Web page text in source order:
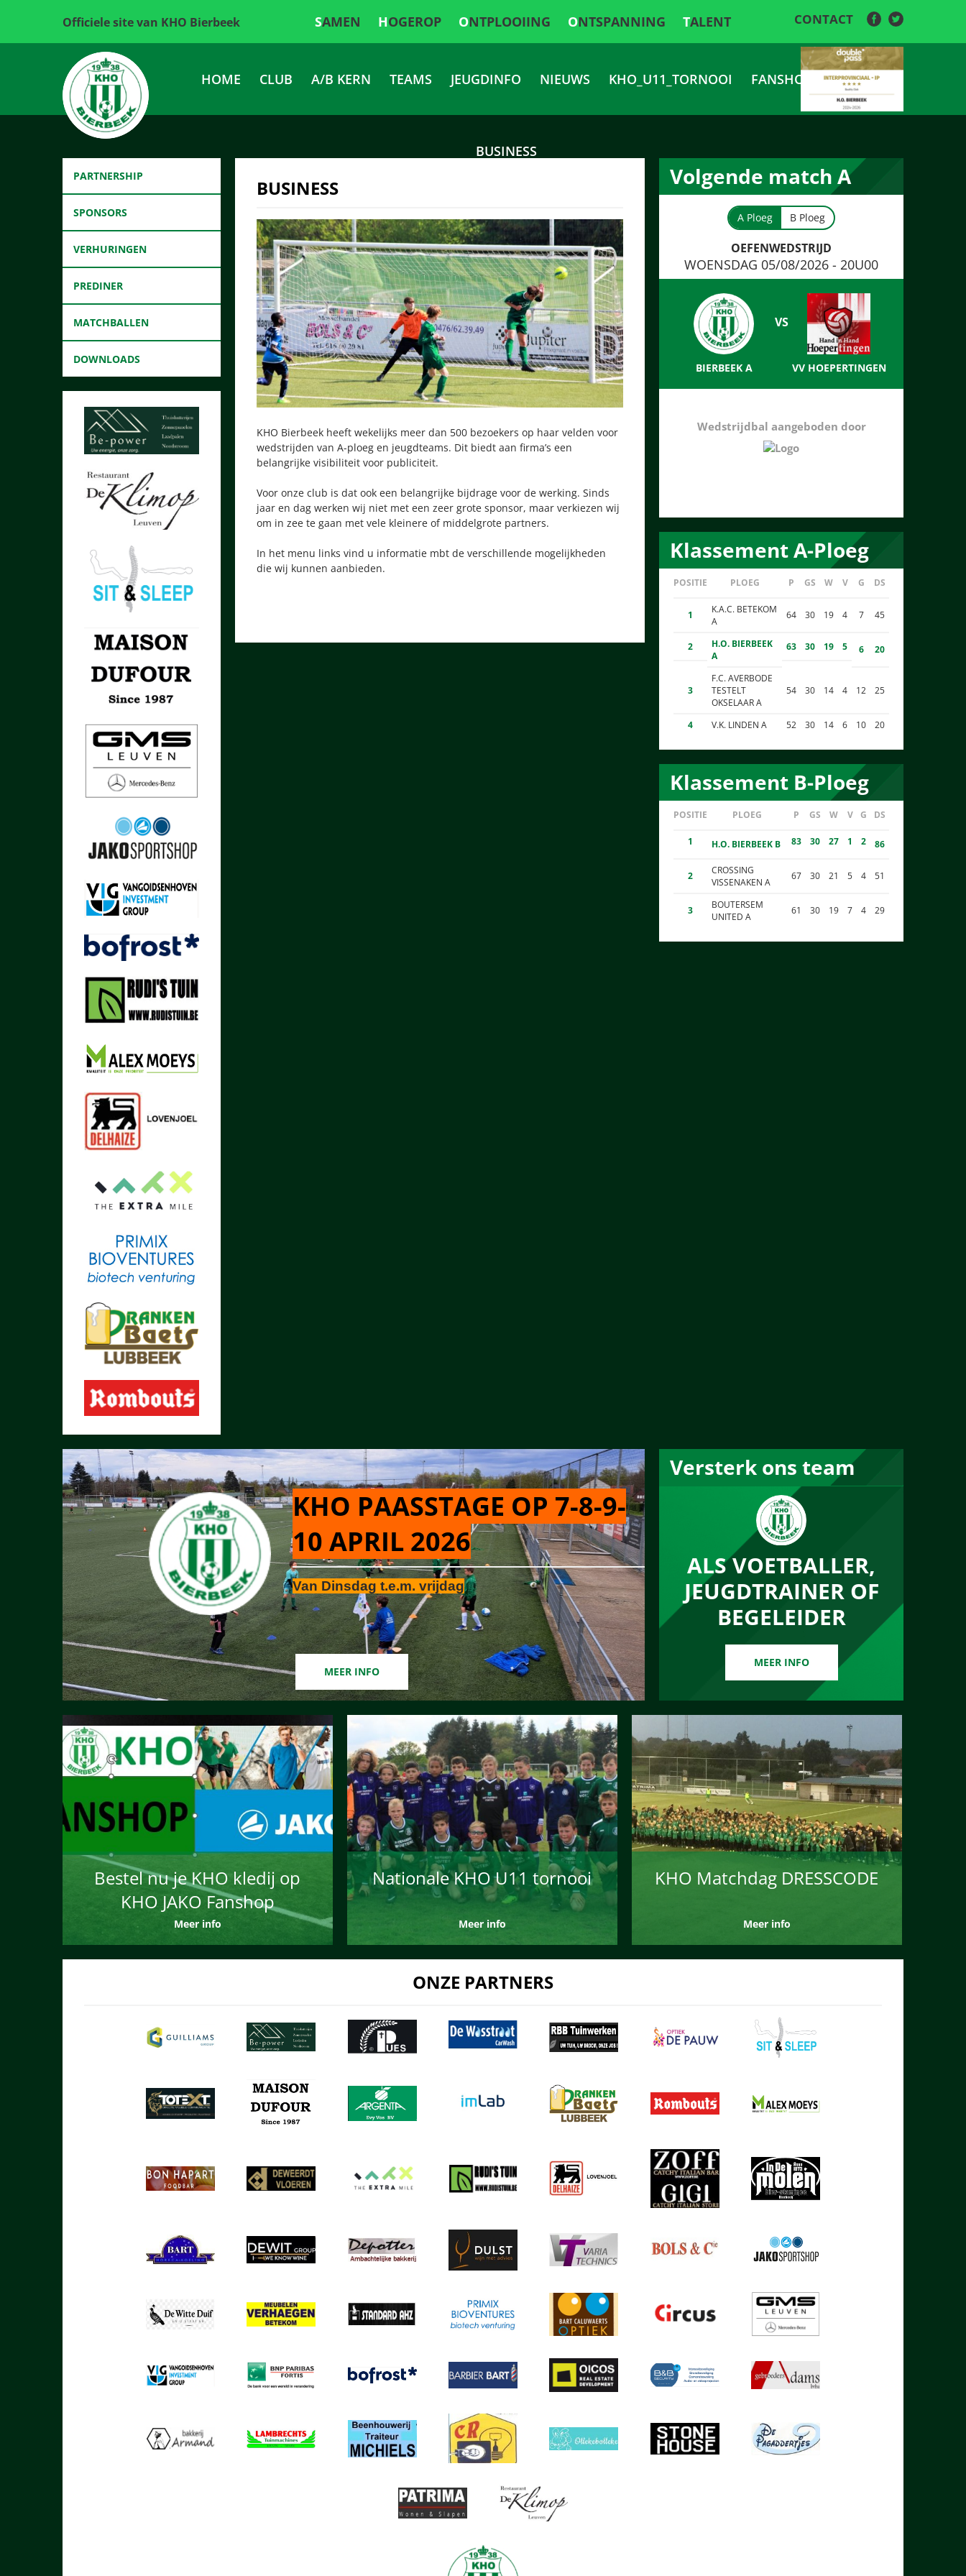
Officiele site van KHO Bierbeek SAMEN HOGEROP ONTPLOOIING ONTSPANNING TALENT CONTACT
HOME CLUB A/B KERN TEAMS JEUGDINFO NIEUWS KHO_U11_TORNOOI FANSHOP
BUSINESS
PARTNERSHIP
SPONSORS
VERHURINGEN
PREDINER
MATCHBALLEN
DOWNLOADS
BUSINESS
KHO Bierbeek heeft wekelijks meer dan 500 bezoekers op haar velden voor
wedstrijden van A-ploeg en jeugdteams. Dit biedt aan firma’s een
belangrijke visibiliteit voor publiciteit.
Voor onze club is dat ook een belangrijke bijdrage voor de werking. Sinds
jaar en dag werken wij niet met een zeer grote sponsor, maar verkiezen wij
om in zee te gaan met vele kleinere of middelgrote partners.
In het menu links vind u informatie mbt de verschillende mogelijkheden
die wij kunnen aanbieden.
Volgende match A
A Ploeg B Ploeg
OEFENWEDSTRIJD
WOENSDAG 05/08/2026 - 20U00
BIERBEEK A VV HOEPERTINGEN
Wedstrijdbal aangeboden door
Klassement A-Ploeg
POSITIE PLOEG P GS W V G DS
1
K.A.C. BETEKOM
A
64 30 19 4 7 45
2
H.O. BIERBEEK
A
63 30 19 5 6 20
3
F.C. AVERBODE
TESTELT
OKSELAAR A
54 30 14 4 12 25
4 V.K. LINDEN A 52 30 14 6 10 20
Klassement B-Ploeg
POSITIE PLOEG P GS W V G DS
1 H.O. BIERBEEK B 83 30 27 1 2 86
2
CROSSING
VISSENAKEN A
67 30 21 5 4 51
3
BOUTERSEM
UNITED A
61 30 19 7 4 29
KHO PAASSTAGE OP 7-8-9-
10 APRIL 2026
Van Dinsdag t.e.m. vrijdag
MEER INFO
Versterk ons team
ALS VOETBALLER,
JEUGDTRAINER OF
BEGELEIDER
MEER INFO
Bestel nu je KHO kledij op
KHO JAKO Fanshop
Meer info
Nationale KHO U11 tornooi
Meer info
KHO Matchdag DRESSCODE
Meer info
ONZE PARTNERS